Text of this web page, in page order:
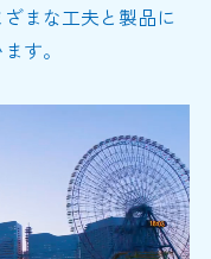
まな工夫と製品に
す。